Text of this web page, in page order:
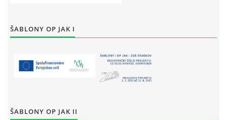
ŠABLONY OP JAK I
ŠABLONY OP JAK II